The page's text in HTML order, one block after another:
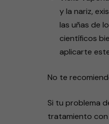
y la nariz,
las uñas de
científicos
aplicarte
No te
Si tu problema
tratamiento con